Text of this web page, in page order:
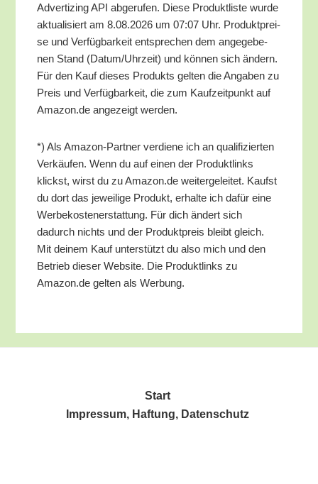
Adver­tiz­ing API abge­ru­fen. Die­se Pro­dukt­lis­te wur­de
aktua­li­siert am 8.08.2026 um 07:07 Uhr. Pro­dukt­prei­
se und Ver­füg­bar­keit ent­spre­chen dem ange­ge­be­
nen Stand (Datum/​Uhrzeit) und kön­nen sich ändern.
Für den Kauf die­ses Pro­dukts gel­ten die Anga­ben zu
Preis und Ver­füg­bar­keit, die zum Kauf­zeit­punkt auf
Amazon.de ange­zeigt werden.
*) Als Ama­zon-Part­ner ver­die­ne ich an qua­li­fi­zier­ten
Ver­käu­fen. Wenn du auf einen der Pro­dukt­links
klickst, wirst du zu Amazon.de wei­ter­ge­lei­tet. Kaufst
du dort das jewei­li­ge Pro­dukt, erhal­te ich dafür eine
Wer­be­kos­ten­er­stat­tung. Für dich ändert sich
dadurch nichts und der Pro­dukt­preis bleibt gleich.
Mit dei­nem Kauf unter­stützt du also mich und den
Betrieb die­ser Web­site. Die Pro­dukt­links zu
Amazon.de gel­ten als Werbung.
Start
Impres­sum, Haf­tung, Datenschutz